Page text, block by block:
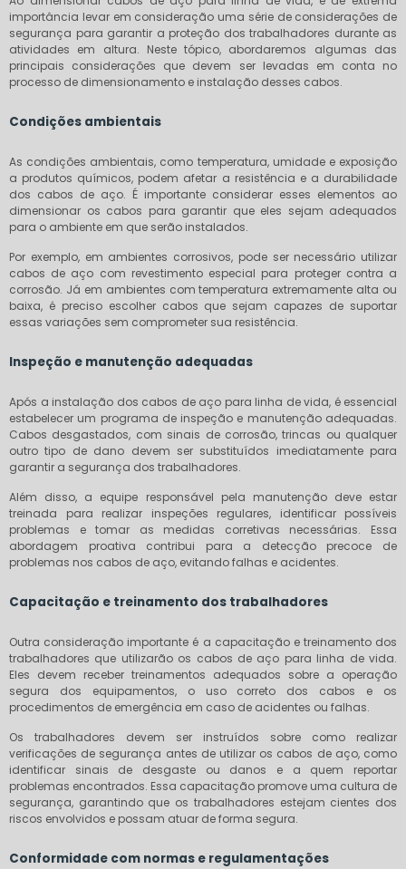
importância levar em consideração uma série de considerações de
segurança para garantir a proteção dos trabalhadores durante as
atividades em altura. Neste tópico, abordaremos algumas das
principais considerações que devem ser levadas em conta no
processo de dimensionamento e instalação desses cabos.
Condições ambientais
As condições ambientais, como temperatura, umidade e exposição
a produtos químicos, podem afetar a resistência e a durabilidade
dos cabos de aço. É importante considerar esses elementos ao
dimensionar os cabos para garantir que eles sejam adequados
para o ambiente em que serão instalados.
Por exemplo, em ambientes corrosivos, pode ser necessário utilizar
cabos de aço com revestimento especial para proteger contra a
corrosão. Já em ambientes com temperatura extremamente alta ou
baixa, é preciso escolher cabos que sejam capazes de suportar
essas variações sem comprometer sua resistência.
Inspeção e manutenção adequadas
Após a instalação dos cabos de aço para linha de vida, é essencial
estabelecer um programa de inspeção e manutenção adequadas.
Cabos desgastados, com sinais de corrosão, trincas ou qualquer
outro tipo de dano devem ser substituídos imediatamente para
garantir a segurança dos trabalhadores.
Além disso, a equipe responsável pela manutenção deve estar
treinada para realizar inspeções regulares, identificar possíveis
problemas e tomar as medidas corretivas necessárias. Essa
abordagem proativa contribui para a detecção precoce de
problemas nos cabos de aço, evitando falhas e acidentes.
Capacitação e treinamento dos trabalhadores
Outra consideração importante é a capacitação e treinamento dos
trabalhadores que utilizarão os cabos de aço para linha de vida.
Eles devem receber treinamentos adequados sobre a operação
segura dos equipamentos, o uso correto dos cabos e os
procedimentos de emergência em caso de acidentes ou falhas.
Os trabalhadores devem ser instruídos sobre como realizar
verificações de segurança antes de utilizar os cabos de aço, como
identificar sinais de desgaste ou danos e a quem reportar
problemas encontrados. Essa capacitação promove uma cultura de
segurança, garantindo que os trabalhadores estejam cientes dos
riscos envolvidos e possam atuar de forma segura.
Conformidade com normas e regulamentações